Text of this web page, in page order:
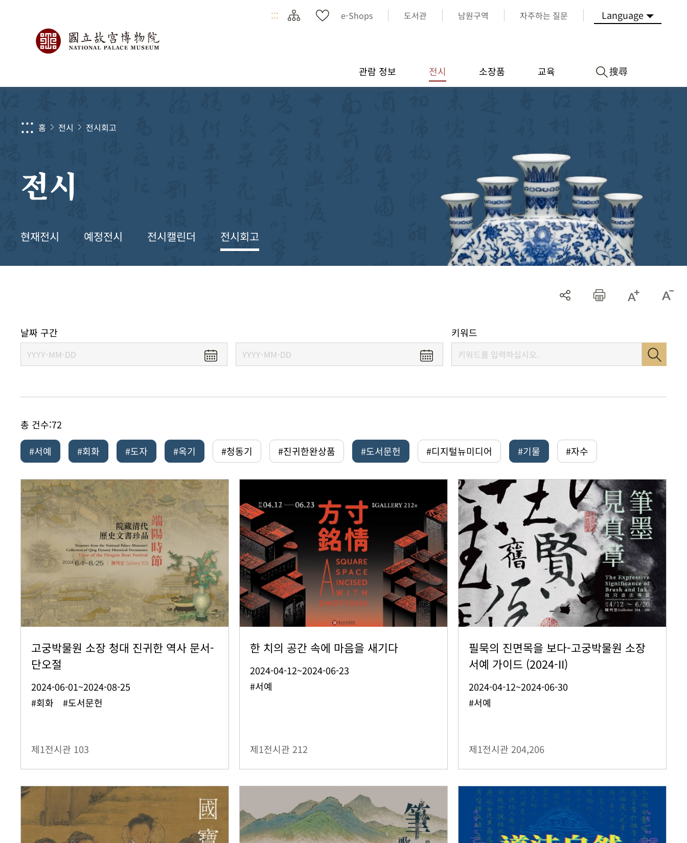
::: e-Shops 도서관 남원구역 자주하는 질문 Language
관람 정보 전시 소장품 교육 搜尋
::: 홈 전시 전시회고
전시
현재전시 예정전시 전시캘린더 전시회고
날짜 구간 키워드
총 건수:72
#서예
#회화 #도자 #옥기 #청동기 #진귀한완상품 #도서문헌 #디지털뉴미디어 #기물 #자수
고궁박물원 소장 청대 진귀한 역사 문서-
단오절
2024-06-01~2024-08-25
#회화 #도서문헌
제1전시관 103
한 치의 공간 속에 마음을 새기다
2024-04-12~2024-06-23
#서예
제1전시관 212
필묵의 진면목을 보다-고궁박물원 소장
서예 가이드 (2024-II)
2024-04-12~2024-06-30
#서예
제1전시관 204,206